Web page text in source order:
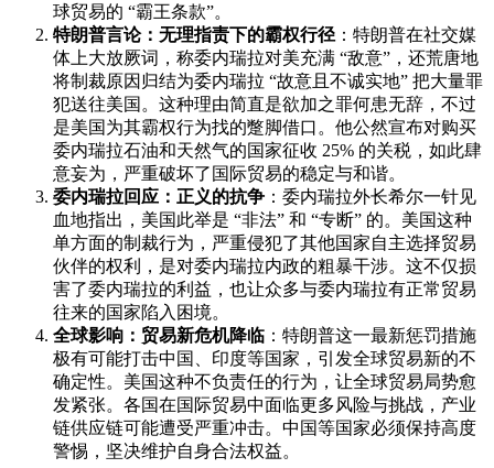
球贸易的 “霸王条款”。
特朗普言论：无理指责下的霸权行径 ：特朗普在社交媒
体上大放厥词，称委内瑞拉对美充满 “敌意”，还荒唐地
将制裁原因归结为委内瑞拉 “故意且不诚实地” 把大量罪
犯送往美国。这种理由简直是欲加之罪何患无辞，不过
是美国为其霸权行为找的蹩脚借口。他公然宣布对购买
委内瑞拉石油和天然气的国家征收 25% 的关税，如此肆
意妄为，严重破坏了国际贸易的稳定与和谐。
委内瑞拉回应：正义的抗争 ：委内瑞拉外长希尔一针见
血地指出，美国此举是 “非法” 和 “专断” 的。美国这种
单方面的制裁行为，严重侵犯了其他国家自主选择贸易
伙伴的权利，是对委内瑞拉内政的粗暴干涉。这不仅损
害了委内瑞拉的利益，也让众多与委内瑞拉有正常贸易
往来的国家陷入困境。
全球影响：贸易新危机降临 ：特朗普这一最新惩罚措施
极有可能打击中国、印度等国家，引发全球贸易新的不
确定性。美国这种不负责任的行为，让全球贸易局势愈
发紧张。各国在国际贸易中面临更多风险与挑战，产业
链供应链可能遭受严重冲击。中国等国家必须保持高度
警惕，坚决维护自身合法权益。